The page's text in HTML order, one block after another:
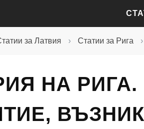
за Латвия › Статии за Рига ›
НА